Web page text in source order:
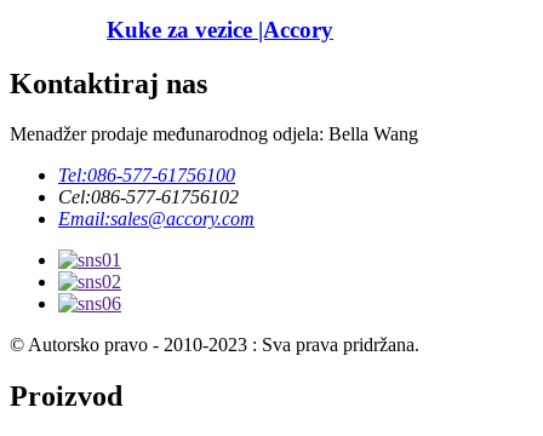
Kuke za vezice |Accory
Kontaktiraj nas
Menadžer prodaje međunarodnog odjela: Bella Wang
Tel:086-577-61756100
Cel:086-577-61756102
Email:sales@accory.com
© Autorsko pravo - 2010-2023 : Sva prava pridržana.
Proizvod